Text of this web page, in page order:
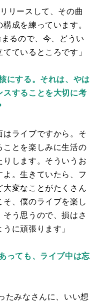
リースして、その曲
成を練っています。
まるので、今、どうい
ているところです」
にする。それは、やは
スすることを大切に考
はライブですから。そ
ことを楽しみに生活の
りします。そういうお
。生きていたら、フ
大変なことがたくさん
、僕のライブを楽し
う思うので、損はさ
に頑張ります」
っても、ライブ中は忘
たみなさんに、いい想